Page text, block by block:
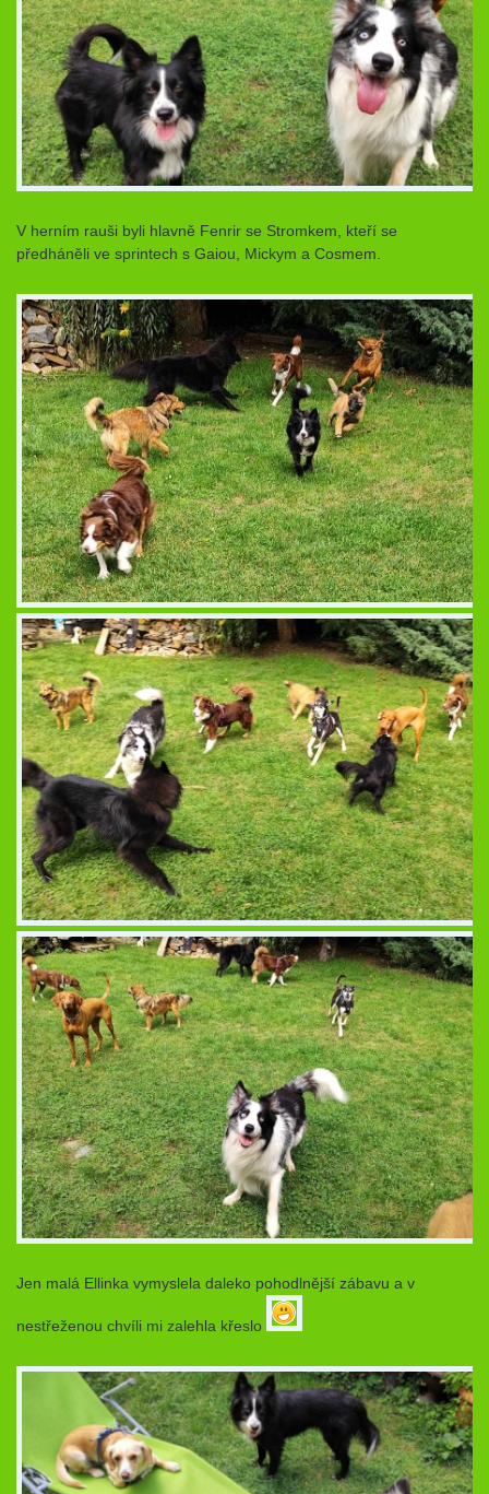
V herním rauši byli hlavně Fenrir se Stromkem, kteří se
předháněli ve sprintech s Gaiou, Mickym a Cosmem.
Jen malá Ellinka vymyslela daleko pohodlnější zábavu a v
nestřeženou chvíli mi zalehla křeslo